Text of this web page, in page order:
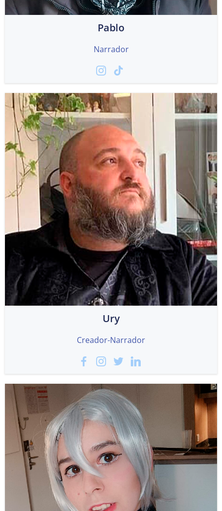
Pablo
Narrador
Ury
Creador-Narrador